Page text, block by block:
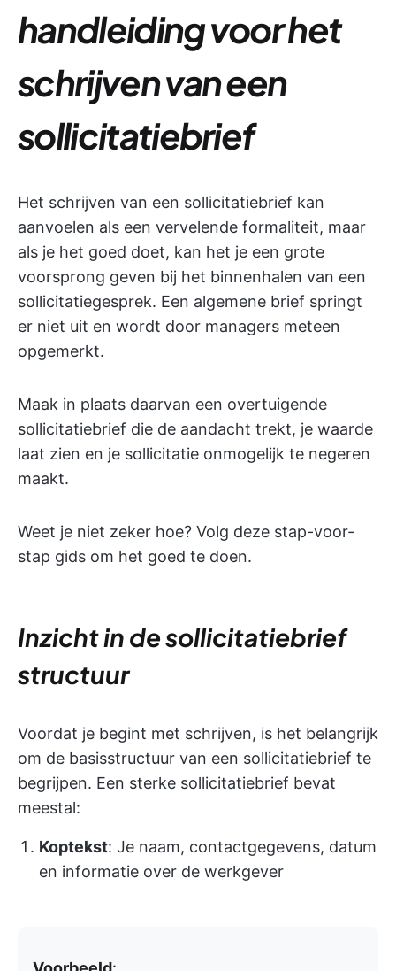
handleiding voor het
schrijven van een
sollicitatiebrief
Het schrijven van een sollicitatiebrief kan
aanvoelen als een vervelende formaliteit, maar
als je het goed doet, kan het je een grote
voorsprong geven bij het binnenhalen van een
sollicitatiegesprek. Een algemene brief springt
er niet uit en wordt door managers meteen
opgemerkt.
Maak in plaats daarvan een overtuigende
sollicitatiebrief die de aandacht trekt, je waarde
laat zien en je sollicitatie onmogelijk te negeren
maakt.
Weet je niet zeker hoe? Volg deze stap-voor-
stap gids om het goed te doen.
Inzicht in de sollicitatiebrief
structuur
Voordat je begint met schrijven, is het belangrijk
om de basisstructuur van een sollicitatiebrief te
begrijpen. Een sterke sollicitatiebrief bevat
meestal:
Koptekst: Je naam, contactgegevens, datum
en informatie over de werkgever